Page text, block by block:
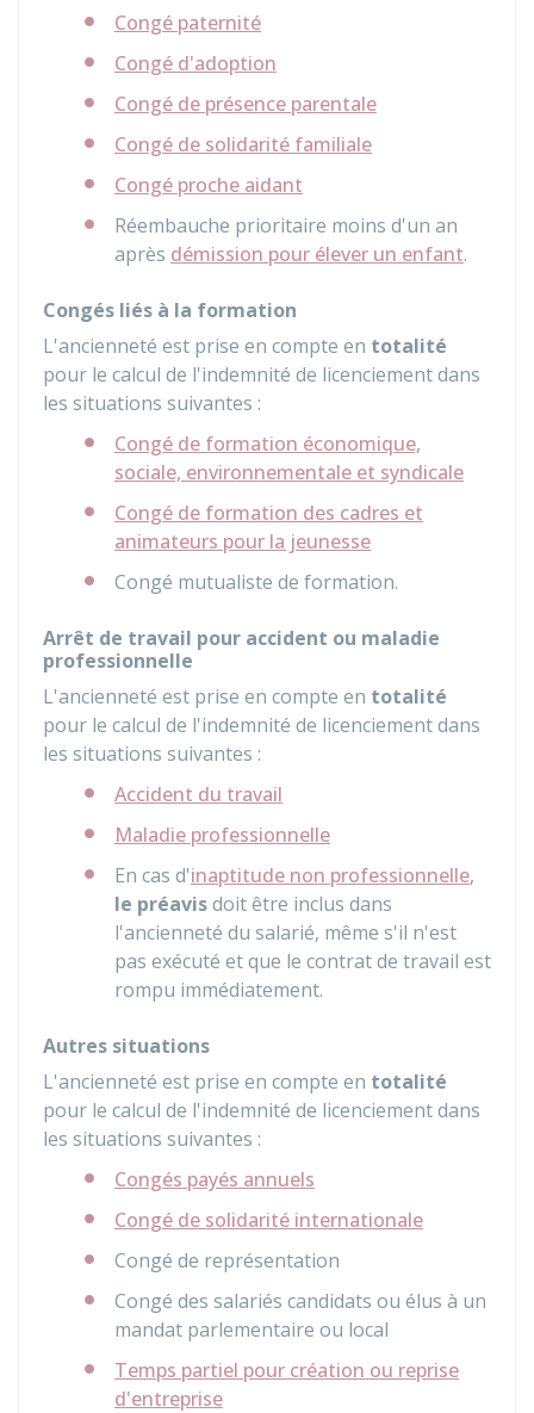
Congé paternité
Congé d'adoption
Congé de présence parentale
Congé de solidarité familiale
Congé proche aidant
Réembauche prioritaire moins d'un an
après démission pour élever un enfant.
Congés liés à la formation
L'ancienneté est prise en compte en totalité
pour le calcul de l'indemnité de licenciement dans
les situations suivantes :
Congé de formation économique,
sociale, environnementale et syndicale
Congé de formation des cadres et
animateurs pour la jeunesse
Congé mutualiste de formation.
Arrêt de travail pour accident ou maladie
professionnelle
L'ancienneté est prise en compte en totalité
pour le calcul de l'indemnité de licenciement dans
les situations suivantes :
Accident du travail
Maladie professionnelle
En cas d'inaptitude non professionnelle,
le préavisdoit être inclus dans
l'ancienneté du salarié, même s'il n'est
pas exécuté et que le contrat de travail est
rompu immédiatement.
Autres situations
L'ancienneté est prise en compte en totalité
pour le calcul de l'indemnité de licenciement dans
les situations suivantes :
Congés payés annuels
Congé de solidarité internationale
Congé de représentation
Congé des salariés candidats ou élus à un
mandat parlementaire ou local
Temps partiel pour création ou reprise
d'entreprise